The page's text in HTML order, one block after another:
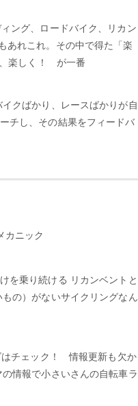
ング、ロードバイク、リカン
れこれ。その中で得た「楽
楽しく！ が一番
クばかり、レースばかりが自
チし、その結果をフィードバ
を乗り続ける リカンベントと
の）がないサイクリングなん
はチェック！ 情報更新も欠か
情報で小さいさんの自転車ラ
カニック